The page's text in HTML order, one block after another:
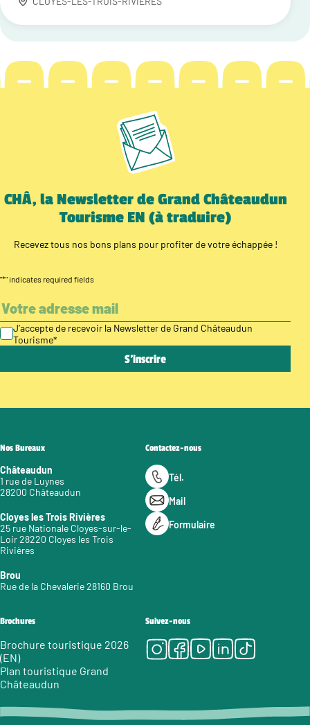
CHÂ, la Newsletter de Grand Châteaudun
Tourisme EN (à traduire)
Recevez tous nos bons plans pour profiter de votre échappée !
"*" indicates required fields
J’accepte de recevoir la Newsletter de Grand Châteaudun
Tourisme*
Nos Bureaux
Châteaudun
1 rue de Luynes
28200 Châteaudun
Cloyes les Trois Rivières
25 rue Nationale Cloyes-sur-le-
Loir 28220 Cloyes les Trois
Rivières
Brou
Rue de la Chevalerie 28160 Brou
Contactez-nous
Tél.
Mail
Formulaire
Brochures
Brochure touristique 2026
(EN)
Plan touristique Grand
Châteaudun
Suivez-nous
Instagram
Facebook
Youtube
LinkedIn
Tiktok